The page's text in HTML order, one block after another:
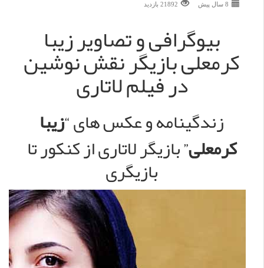
8 سال پیش
21892 بازديد
بیوگرافی و تصاویر زیبا
کرمعلی بازیگر نقش نوشین
در فیلم لاتاری
زندگینامه و عکس های “زیبا
کرمعلی” بازیگر لاتاری از کنکور تا
بازیگری